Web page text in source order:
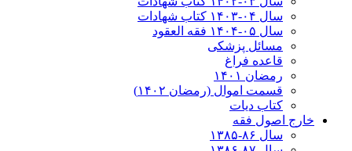
سال ۰۴-۱۴۰۳ کتاب شهادات
سال ۰۵-۱۴۰۴ فقه العقود
مسائل پزشکی
قاعده فراغ
رمضان ۱۴۰۱
قسمت اموال (رمضان ۱۴۰۲)
کتاب دیات
خارج اصول فقه
سال ۸۶-۱۳۸۵